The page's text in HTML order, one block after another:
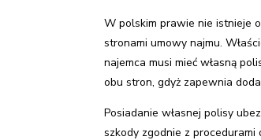
W polskim prawie nie istnieje
stronami umowy najmu.
najemca musi mieć własną
obu stron, gdyż zapewnia
Posiadanie własnej polisy
szkody zgodnie z